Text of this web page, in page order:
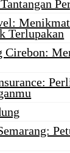
Terlupakan
Cirebon: